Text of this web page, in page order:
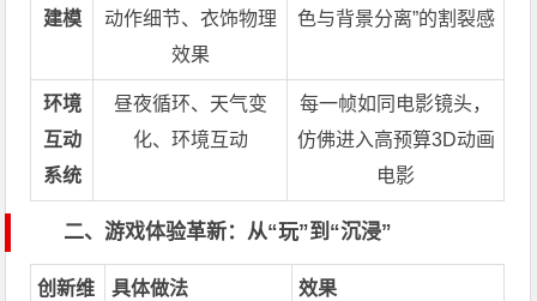
建模
动作细节、衣饰物理
效果
色与背景分离”的割裂感
环境
互动
系统
昼夜循环、天气变
化、环境互动
每一帧如同电影镜头，
仿佛进入高预算3D动画
电影
二、游戏体验革新：从“玩”到“沉浸”
创新维
具体做法 效果